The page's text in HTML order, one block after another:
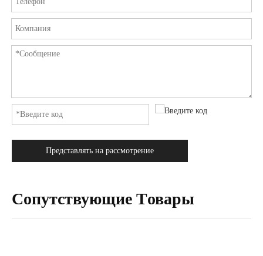
Представлять на рассмотрение
Cопутствующие Tовары